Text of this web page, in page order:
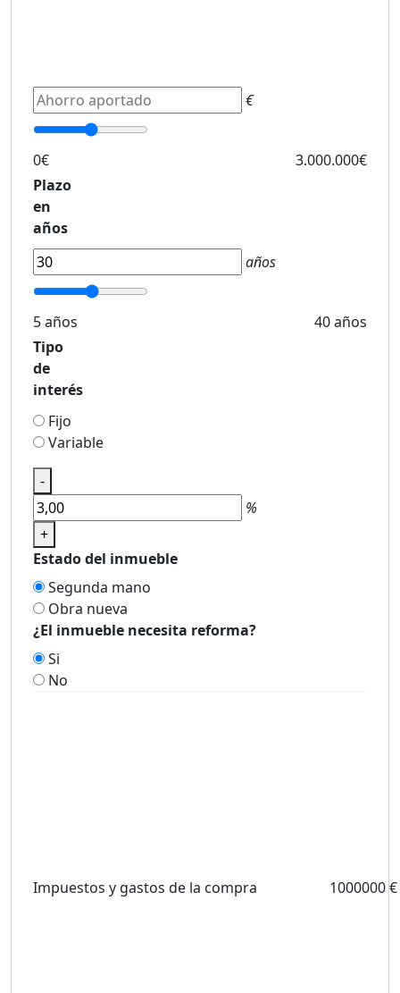
€
0€
3.000.000€
Plazo
en
años
años
5 años
40 años
Tipo
de
interés
Fijo
Variable
-
%
+
Estado del inmueble
Segunda mano
Obra nueva
¿El inmueble necesita reforma?
Si
No
Impuestos y gastos de la compra 1000000 €